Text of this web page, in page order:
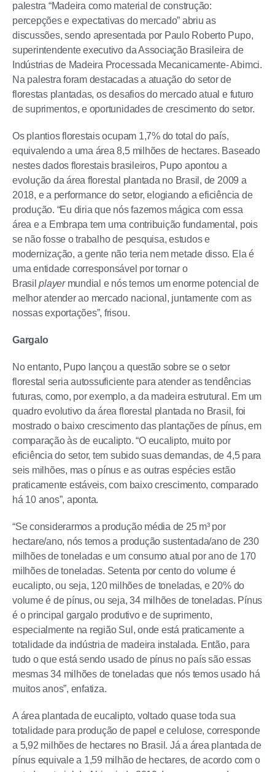
palestra “Madeira como material de construção:
percepções e expectativas do mercado” abriu as
discussões, sendo apresentada por Paulo Roberto Pupo,
superintendente executivo da Associação Brasileira de
Indústrias de Madeira Processada Mecanicamente- Abimci.
Na palestra foram destacadas a atuação do setor de
florestas plantadas, os desafios do mercado atual e futuro
de suprimentos, e oportunidades de crescimento do setor.
Os plantios florestais ocupam 1,7% do total do país,
equivalendo a uma área 8,5 milhões de hectares. Baseado
nestes dados florestais brasileiros, Pupo apontou a
evolução da área florestal plantada no Brasil, de 2009 a
2018, e a performance do setor, elogiando a eficiência de
produção. “Eu diria que nós fazemos mágica com essa
área e a Embrapa tem uma contribuição fundamental, pois
se não fosse o trabalho de pesquisa, estudos e
modernização, a gente não teria nem metade disso. Ela é
uma entidade corresponsável por tornar o
Brasilplayermundial e nós temos um enorme potencial de
melhor atender ao mercado nacional, juntamente com as
nossas exportações”, frisou.
Gargalo
No entanto, Pupo lançou a questão sobre se o setor
florestal seria autossuficiente para atender as tendências
futuras, como, por exemplo, a da madeira estrutural. Em um
quadro evolutivo da área florestal plantada no Brasil, foi
mostrado o baixo crescimento das plantações de pínus, em
comparação às de eucalipto. “O eucalipto, muito por
eficiência do setor, tem subido suas demandas, de 4,5 para
seis milhões, mas o pínus e as outras espécies estão
praticamente estáveis, com baixo crescimento, comparado
há 10 anos”, aponta.
“Se considerarmos a produção média de 25 m³ por
hectare/ano, nós temos a produção sustentada/ano de 230
milhões de toneladas e um consumo atual por ano de 170
milhões de toneladas. Setenta por cento do volume é
eucalipto, ou seja, 120 milhões de toneladas, e 20% do
volume é de pínus, ou seja, 34 milhões de toneladas. Pínus
é o principal gargalo produtivo e de suprimento,
especialmente na região Sul, onde está praticamente a
totalidade da indústria de madeira instalada. Então, para
tudo o que está sendo usado de pínus no país são essas
mesmas 34 milhões de toneladas que nós temos usado há
muitos anos”, enfatiza.
A área plantada de eucalipto, voltado quase toda sua
totalidade para produção de papel e celulose, corresponde
a 5,92 milhões de hectares no Brasil. Já a área plantada de
pínus equivale a 1,59 milhão de hectares, de acordo com o